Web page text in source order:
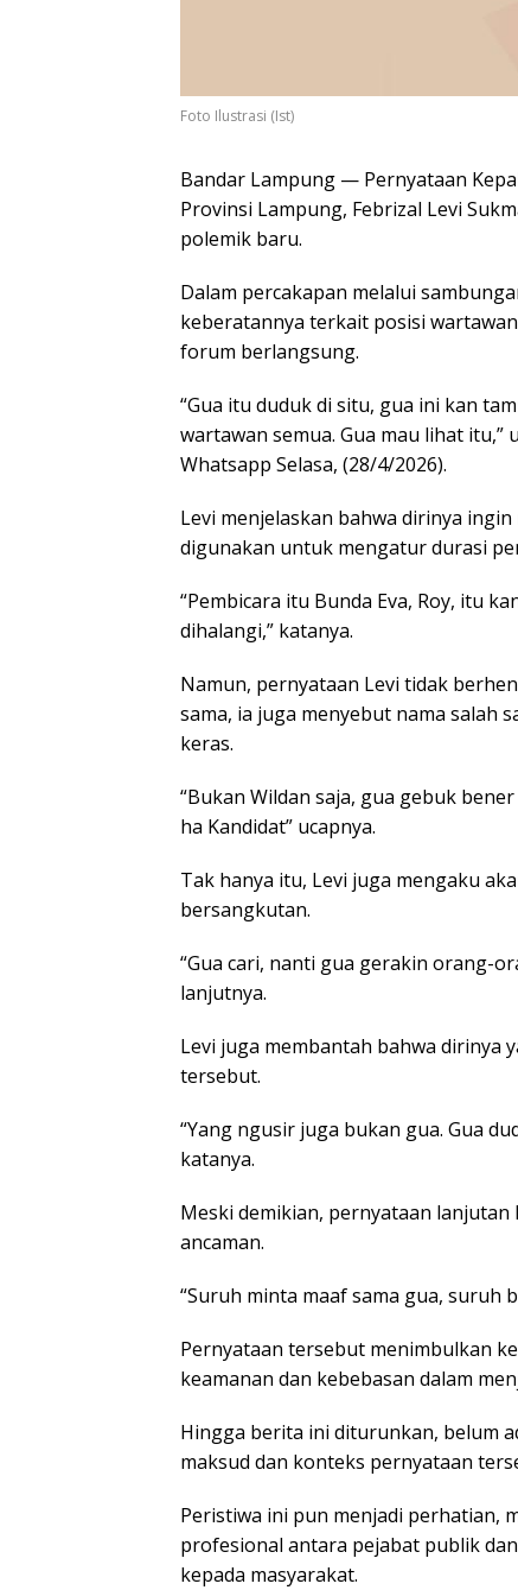
Foto Ilustrasi (Ist)
Bandar Lampung — Pernyataan
Provinsi Lampung, Febrizal Levi
polemik baru.
Dalam percakapan melalui
keberatannya terkait posisi
forum berlangsung.
“Gua itu duduk di situ, gua ini kan
wartawan semua. Gua mau lihat
Whatsapp Selasa, (28/4/2026).
Levi menjelaskan bahwa dirinya
digunakan untuk mengatur durasi
“Pembicara itu Bunda Eva, Roy, itu
dihalangi,” katanya.
Namun, pernyataan Levi tidak
sama, ia juga menyebut nama salah
keras.
“Bukan Wildan saja, gua gebuk
ha Kandidat” ucapnya.
Tak hanya itu, Levi juga mengaku
bersangkutan.
“Gua cari, nanti gua gerakin orang-
lanjutnya.
Levi juga membantah bahwa dirinya
tersebut.
“Yang ngusir juga bukan gua. Gua
katanya.
Meski demikian, pernyataan
ancaman.
“Suruh minta maaf sama gua, suruh
Pernyataan tersebut menimbulkan
keamanan dan kebebasan dalam
Hingga berita ini diturunkan, belum
maksud dan konteks pernyataan
Peristiwa ini pun menjadi perhatian,
profesional antara pejabat publik
kepada masyarakat.